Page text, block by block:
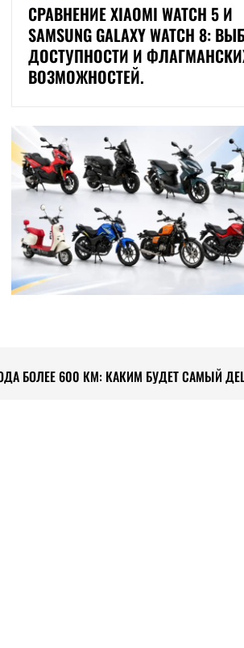
СРАВНЕНИЕ XIAOMI WATCH 5 И
SAMSUNG GALAXY WATCH 8:
ДОСТУПНОСТИ И
ВОЗМОЖНОСТЕЙ.
БОЛЕЕ 600 КМ: КАКИМ БУДЕТ САМЫЙ
НОВЫЕ ПОДРОБНОСТИ КОНСТРУКЦИИ